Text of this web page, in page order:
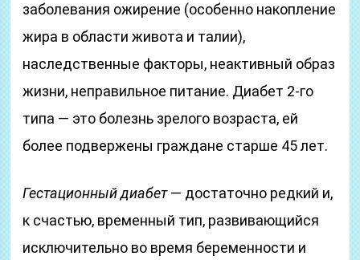
заболевания ожирение (особенно накопление
жира в области живота и талии),
наследственные факторы, неактивный образ
жизни, неправильное питание. Диабет 2-го
типа — это болезнь зрелого возраста, ей
более подвержены граждане старше 45 лет.
Гестационный диабет — достаточно редкий и,
к счастью, временный тип, развивающийся
исключительно во время беременности и